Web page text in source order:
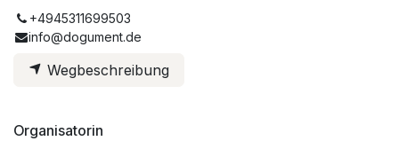
+4945311699503
info@dogument.de
Wegbeschreibung
Organisatorin